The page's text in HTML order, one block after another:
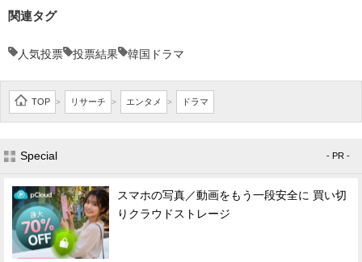
関連タグ
人気投票 投票結果 韓国ドラマ
TOP > リサーチ > エンタメ > ドラマ
Special - PR -
スマホの写真／動画をもう一段安全に 買い切
りクラウドストレージ